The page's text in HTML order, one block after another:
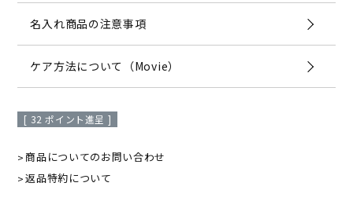
名入れ商品の注意事項
ケア方法について（Movie）
[ 32 ポイント進呈 ]
商品についてのお問い合わせ
返品特約について